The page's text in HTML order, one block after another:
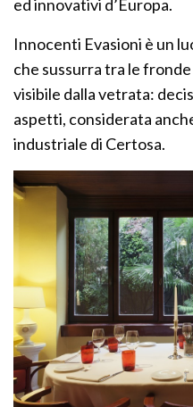
ed innovativi d’Europa.
Innocenti Evasioni è un
che sussurra tra le fronde
visibile dalla vetrata:
aspetti, considerata
industriale di Certosa.